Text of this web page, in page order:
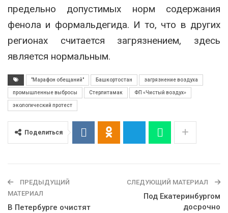
предельно допустимых норм содержания
фенола и формальдегида. И то, что в других
регионах считается загрязнением, здесь
является нормальным.
"Марафон обещаний" Башкортостан загрязнение воздуха
промышленные выбросы Стерлитамак ФП «Чистый воздух»
экологический протест
Поделиться
ПРЕДЫДУЩИЙ
МАТЕРИАЛ
В Петербурге очистят
СЛЕДУЮЩИЙ МАТЕРИАЛ
Под Екатеринбургом
досрочно